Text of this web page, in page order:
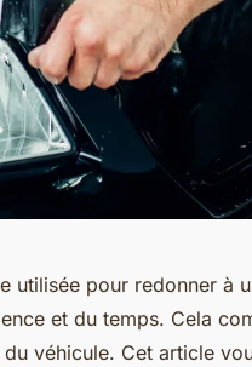
utilisée pour redonner à
et du temps. Cela
véhicule. Cet article